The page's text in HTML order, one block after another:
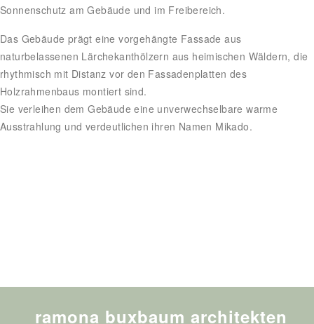
Sonnenschutz am Gebäude und im Freibereich.
Das Gebäude prägt eine vorgehängte Fassade aus
naturbelassenen Lärchekanthölzern aus heimischen Wäldern, die
rhythmisch mit Distanz vor den Fassadenplatten des
Holzrahmenbaus montiert sind.
Sie verleihen dem Gebäude eine unverwechselbare warme
Ausstrahlung und verdeutlichen ihren Namen Mikado.
ramona buxbaum architekten